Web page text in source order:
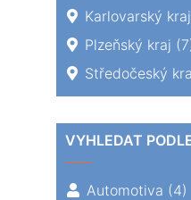
Karlovarský kraj
Plzeňský kraj
Středočeský
VYHLEDAT
Automotiva (4)